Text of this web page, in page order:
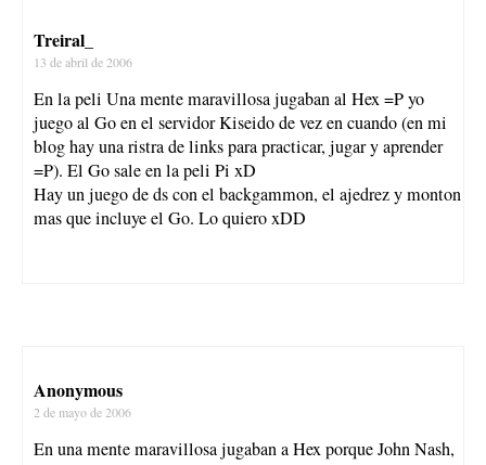
Treiral_
13 de abril de 2006
En la peli Una mente maravillosa jugaban al Hex =P yo
juego al Go en el servidor Kiseido de vez en cuando (en mi
blog hay una ristra de links para practicar, jugar y aprender
=P). El Go sale en la peli Pi xD
Hay un juego de ds con el backgammon, el ajedrez y monton
mas que incluye el Go. Lo quiero xDD
Anonymous
2 de mayo de 2006
En una mente maravillosa jugaban a Hex porque John Nash,